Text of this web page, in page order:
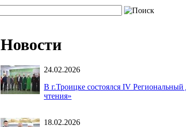
Новости
24.02.2026
В г.Троицке состоялся IV
чтения»
18.02.2026